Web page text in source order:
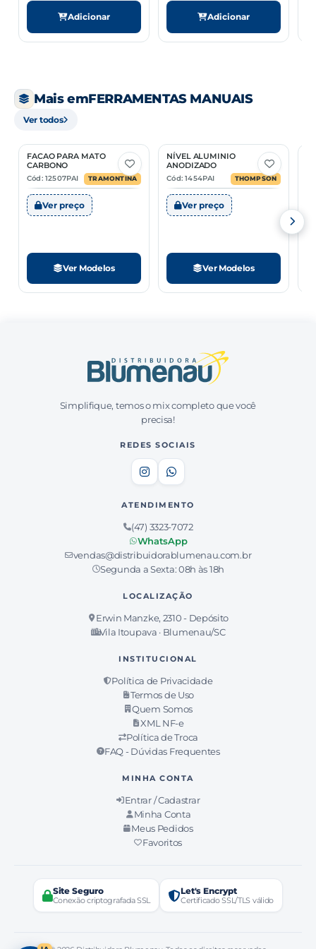
Adicionar Adicionar
Mais emFERRAMENTAS MANUAIS
Ver todos
6 Opções
FACAO PARA MATO
CARBONO
Cód: 12507PAI
TRAMONTINA
Ver preço
Ver Modelos
2 Opções
NÍVEL ALUMINIO
ANODIZADO
Cód: 1454PAI
THOMPSON
Ver preço
Ver Modelos
Simplifique, temos o mix completo que você
precisa!
REDES SOCIAIS
ATENDIMENTO
(47) 3323-7072
WhatsApp
vendas@distribuidorablumenau.com.br
Segunda a Sexta: 08h às 18h
LOCALIZAÇÃO
Erwin Manzke, 2310 - Depósito
Vila Itoupava · Blumenau/SC
INSTITUCIONAL
Política de Privacidade
Termos de Uso
Quem Somos
XML NF-e
Política de Troca
FAQ - Dúvidas Frequentes
MINHA CONTA
Entrar / Cadastrar
Minha Conta
Meus Pedidos
Favoritos
Site Seguro
Conexão criptografada SSL
Let's Encrypt
Certificado SSL/TLS válido